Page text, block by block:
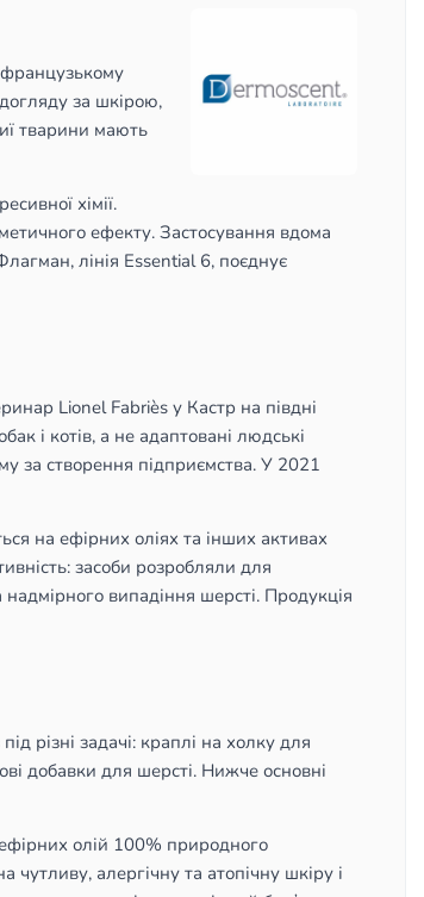
за шкірою,
тварини мають
хімії.
ефекту. Застосування вдома
лінія Essential 6, поєднує
Lionel Fabriès у Кастр на півдні
і котів, а не адаптовані людські
за створення підприємства. У 2021
на ефірних оліях та інших активах
засоби розробляли для
випадіння шерсті. Продукція
різні задачі: краплі на холку для
добавки для шерсті. Нижче основні
олій 100% природного
алергічну та атопічну шкіру і